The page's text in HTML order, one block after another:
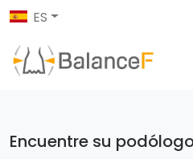
ES
Encuentre su